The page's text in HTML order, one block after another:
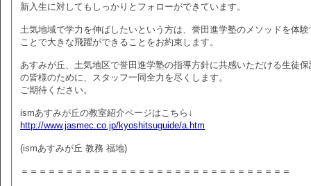
新入生に対してもしっかりとフォローができています。
土気地域で学力を伸ばしたいという方は、誉田進学塾のメソッドを体験
ことで大きな飛躍ができることをお約束します。
あすみが丘、土気地区で誉田進学塾の指導方針に共感いただける生徒保
の皆様のために、スタッフ一同全力を尽くします。
ご期待ください。
ismあすみが丘の教室紹介ページはこちら↓
http://www.jasmec.co.jp/kyoshitsuguide/a.htm
(ismあすみが丘 教務 福地)
＝＝＝＝＝＝＝＝＝＝＝＝＝＝＝＝＝＝＝＝＝＝＝＝＝＝＝＝＝＝